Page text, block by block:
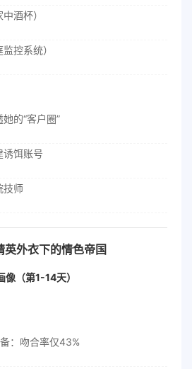
酒杯）
控系统）
的“客户圈”
诱饵账号
技师
外衣下的情色帝国
像（第1-14天）
：吻合率仅43%